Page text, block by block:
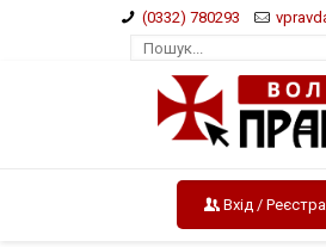
(0332) 780293
Вхід /